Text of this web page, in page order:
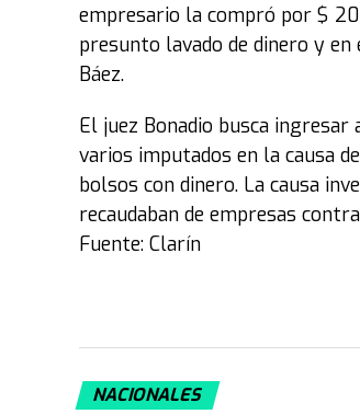
empresario la compró por $
presunto lavado de dinero y en
Báez.
El juez Bonadio busca
varios imputados en la causa
bolsos con dinero. La causa
recaudaban de empresas
Fuente: Clarín
NACIONALES